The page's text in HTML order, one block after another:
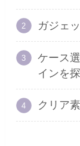
ガジェ
ケース
インを
クリア